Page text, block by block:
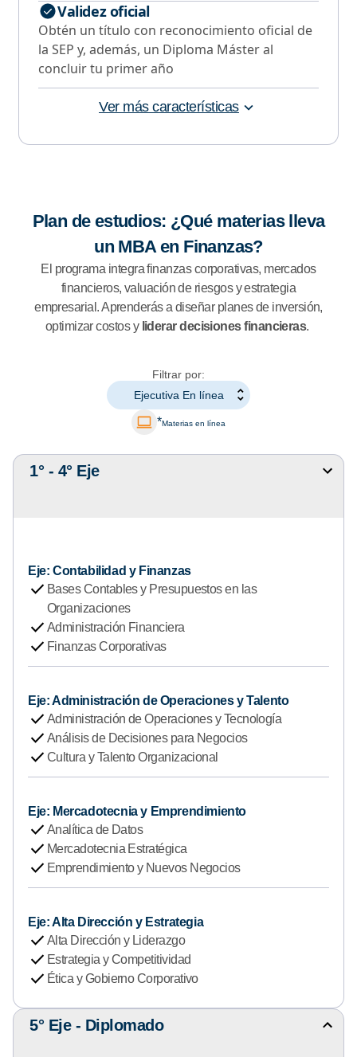
Validez oficial
Obtén un título con reconocimiento oficial de
la SEP y, además, un Diploma Máster al
concluir tu primer año
Ver más características
Plan de estudios: ¿Qué materias lleva
un MBA en Finanzas?
El programa integra finanzas corporativas, mercados
financieros, valuación de riesgos y estrategia
empresarial. Aprenderás a diseñar planes de inversión,
optimizar costos y liderar decisiones financieras.
Filtrar por:
Ejecutiva En línea
*Materias en línea
1° - 4° Eje
M
a
t
a
r
d
e
a
l
l
e
d
1
°
4
°
E
Eje: Contabilidad y Finanzas
check Bases Contables y Presupuestos en las
Organizaciones
check Administración Financiera
check Finanzas Corporativas
Eje: Administración de Operaciones y Talento
check Administración de Operaciones y Tecnología
check Análisis de Decisiones para Negocios
check Cultura y Talento Organizacional
Eje: Mercadotecnia y Emprendimiento
check Analítica de Datos
check Mercadotecnia Estratégica
check Emprendimiento y Nuevos Negocios
Eje: Alta Dirección y Estrategia
check Alta Dirección y Liderazgo
check Estrategia y Competitividad
check Ética y Gobierno Corporativo
5° Eje - Diplomado
M